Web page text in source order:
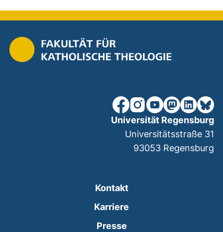
unsere Facebook-Seite
unsere Instagram-
unsere YouTube-
unsereunsere
Kontakt
Karriere
Presse
Universität Regensburg
Universitätsstraße 31
93053 Regensburg